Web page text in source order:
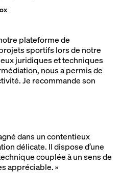
plateforme de
sportifs lors de notre
juridiques et techniques
nous a permis de
Je recommande son
dans un contentieux
délicate. Il dispose d’une
couplée à un sens de
appréciable.»